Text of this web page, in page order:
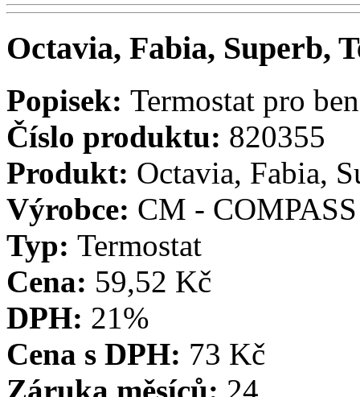
Octavia, Fabia, Superb,
Popisek: Termostat pro
Číslo produktu: 820355
Produkt: Octavia, Fabia,
Výrobce: CM - COMPASS
Typ: Termostat
Cena: 59,52 Kč
DPH: 21%
Cena s DPH: 73 Kč
Záruka měsíců: 24